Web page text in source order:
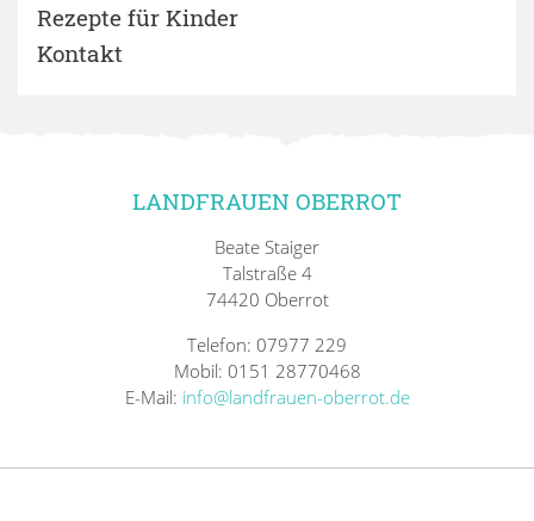
Rezepte für Kinder
Kontakt
LANDFRAUEN OBERROT
Beate Staiger
Talstraße 4
74420 Oberrot
Telefon: 07977 229
Mobil: 0151 28770468
E-Mail: info@landfrauen-oberrot.de